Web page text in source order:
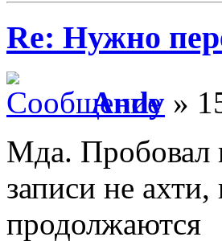
Re: Нужно
Andy »
Мда. Пробовал
записи не
продолжаются